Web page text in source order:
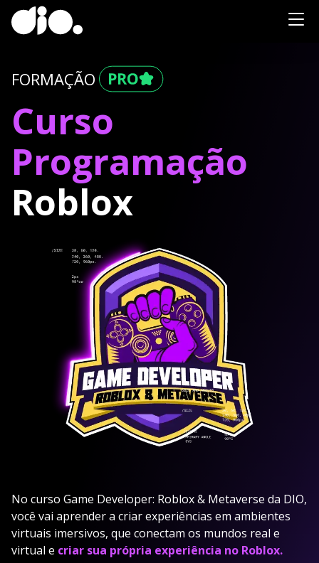
FORMAÇÃO
Curso
Programação
Roblox
No curso Game Developer: Roblox & Metaverse da DIO,
você vai aprender a criar experiências em ambientes
virtuais imersivos, que conectam os mundos real e
virtual e criar sua própria experiência no Roblox.